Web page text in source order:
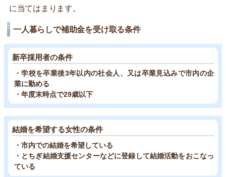
に当てはまります。
一人暮らしで補助金を受け取る条件
新卒採用者の条件
・学校を卒業後3年以内の社会人、又は卒業見込みで市内の企
業に勤める
・年度末時点で29歳以下
結婚を希望する女性の条件
・市内での結婚を希望している
・とちぎ結婚支援センターなどに登録して結婚活動をおこなっ
ている